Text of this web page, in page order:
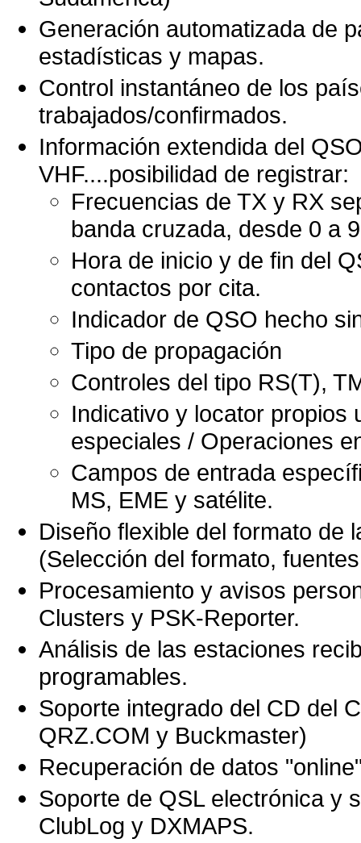
Generación automatizada de
estadísticas y mapas.
Control instantáneo de los
trabajados/confirmados.
Información extendida del
VHF....posibilidad de registrar:
Frecuencias de TX y RX
banda cruzada, desde 0 a
Hora de inicio y de fin del
contactos por cita.
Indicador de QSO hecho
Tipo de propagación
Controles del tipo RS(T),
Indicativo y locator propios
especiales / Operaciones
Campos de entrada
MS, EME y satélite.
Diseño flexible del formato de
(Selección del formato,
Procesamiento y avisos
Clusters y PSK-Reporter.
Análisis de las estaciones
programables.
Soporte integrado del CD del
QRZ.COM y Buckmaster)
Recuperación de datos
Soporte de QSL electrónica y
ClubLog y DXMAPS.